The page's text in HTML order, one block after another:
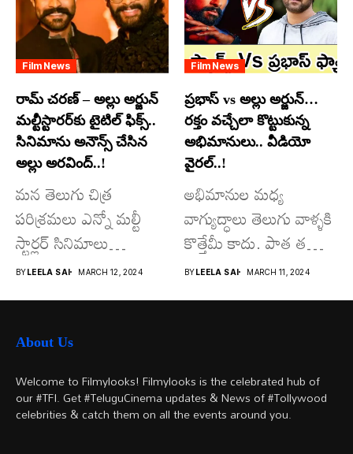
Film News
రామ్ చరణ్ – అల్లు అర్జున్
మల్టీస్టారర్​కు టైటిల్ ఫిక్స్..
సినిమాను అనౌన్స్ చేసిన
అల్లు అరవింద్..!
మన తెలుగు చిత్ర
పరిశ్రమలు ఎన్నో మల్టీ
స్టార్లర్ సినిమాలు
వచ్చాయి.. కొన్ని సినిమాలు
అయితే...
BYLEELA SAI MARCH 12, 2024
Film News
ప్రభాస్ vs అల్లు అర్జున్…
రక్తం వచ్చేలా కొట్టుకున్న
అభిమానులు.. వీడియో
వైరల్..!
అభిమానుల మధ్య
వాగ్యుద్ధాలు తెలుగు వాళ్ళకి
కొత్తేమీ కాదు. పాత తరం
నటుల నుంచి నేటి...
BYLEELA SAI MARCH 11, 2024
About Us
Welcome to Filmylooks! Filmylooks is the celebrated hub of
our #TFI. Get #TeluguCinema updates & News of #Tollywood
celebrities & catch them on all the events around you.